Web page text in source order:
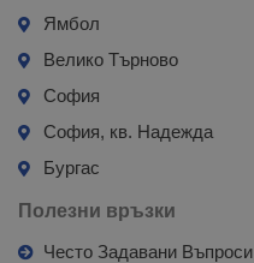
Ямбол
Велико Търново
София
София, кв. Надежда
Бургас
Полезни връзки
Често Задавани Въпроси